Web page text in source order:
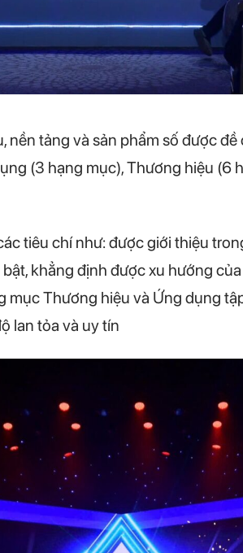
tảng và sản phẩm số được
(3 hạng mục), Thương hiệu (6
tiêu chí như: được giới thiệu
khẳng định được xu hướng
mục Thương hiệu và Ứng dụng
lan tỏa và uy tín